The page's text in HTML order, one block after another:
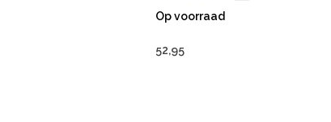
Op voorraad
52,95